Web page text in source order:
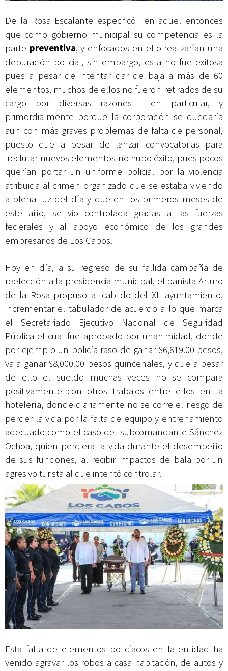
De la Rosa Escalante especificó en aquel entonces
que como gobierno municipal su competencia es la
parte preventiva, y enfocados en ello realizarían una
depuración policial, sin embargo, esta no fue exitosa
pues a pesar de intentar dar de baja a más de 60
elementos, muchos de ellos no fueron retirados de su
cargo por diversas razones en particular, y
primordialmente porque la corporación se quedaría
aun con más graves problemas de falta de personal,
puesto que a pesar de lanzar convocatorias para
reclutar nuevos elementos no hubo éxito, pues pocos
querían portar un uniforme policial por la violencia
atribuida al crimen organizado que se estaba viviendo
a plena luz del día y que en los primeros meses de
este año, se vio controlada gracias a las fuerzas
federales y al apoyo económico de los grandes
empresarios de Los Cabos.
Hoy en día, a su regreso de su fallida campaña de
reelección a la presidencia municipal, el panista Arturo
de la Rosa propuso al cabildo del XII ayuntamiento,
incrementar el tabulador de acuerdo a lo que marca
el Secretariado Ejecutivo Nacional de Seguridad
Pública el cual fue aprobado por unanimidad, donde
por ejemplo un policía raso de ganar $6,619.00 pesos,
va a ganar $8,000.00 pesos quincenales, y que a pesar
de ello el sueldo muchas veces no se compara
positivamente con otros trabajos entre ellos en la
hotelería, donde diariamente no se corre el riesgo de
perder la vida por la falta de equipo y entrenamiento
adecuado como el caso del subcomandante Sánchez
Ochoa, quien perdiera la vida durante el desempeño
de sus funciones, al recibir impactos de bala por un
agresivo turista al que intentó controlar.
Esta falta de elementos policíacos en la entidad ha
venido agravar los robos a casa habitación, de autos y